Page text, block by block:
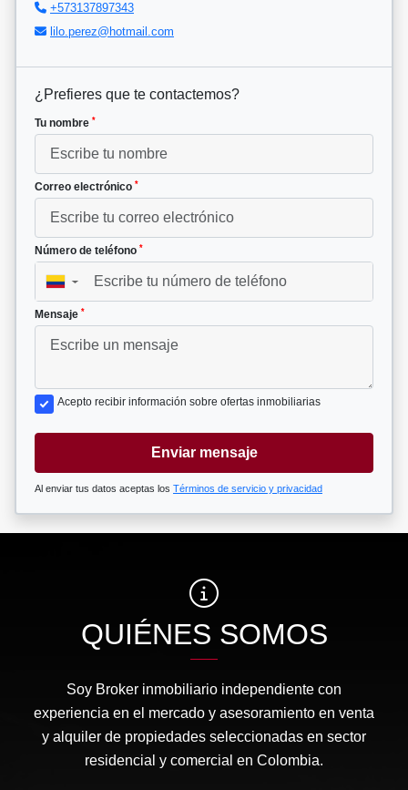
+573137897343
lilo.perez@hotmail.com
¿Prefieres que te contactemos?
Tu nombre *
Correo electrónico *
Número de teléfono *
▼
Mensaje *
Acepto recibir información sobre ofertas inmobiliarias
Enviar mensaje
Al enviar tus datos aceptas los Términos de servicio y privacidad
QUIÉNES SOMOS
Soy Broker inmobiliario independiente con
experiencia en el mercado y asesoramiento en venta
y alquiler de propiedades seleccionadas en sector
residencial y comercial en Colombia.